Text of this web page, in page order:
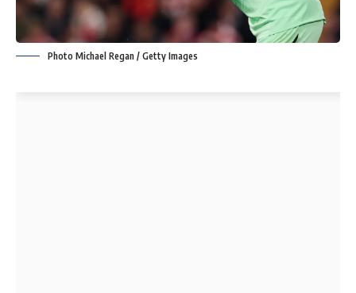
Photo Michael Regan / Getty Images